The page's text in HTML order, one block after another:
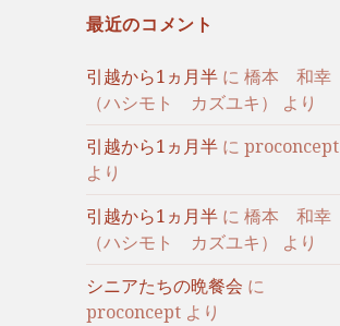
カ
イ
ブ
最近のコメント
引越から1ヵ月半 に橋本 和幸
（ハシモト カズユキ）
より
引越から1ヵ月半 にproconcept
より
引越から1ヵ月半 に橋本 和幸
（ハシモト カズユキ）
より
シニアたちの晩餐会 に
proconcept より